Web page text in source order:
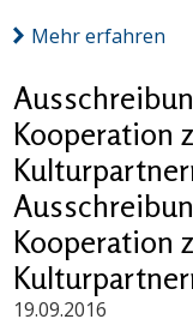
Mehr erfahren
Kooperation
Kooperation
19.09.2016